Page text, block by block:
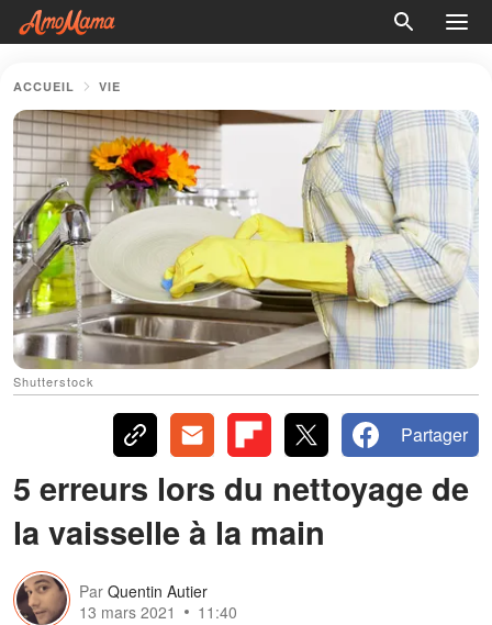
ACCUEIL VIE
Shutterstock
Partager
5 erreurs lors du nettoyage de
la vaisselle à la main
Par Quentin Autier
13 mars 2021
11:40